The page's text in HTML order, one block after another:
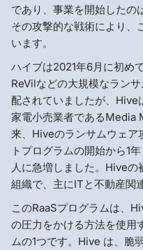
であり、事業を開始したの
その攻撃的な戦術により、
います。
ハイブは2021年6月に初め
ReVilなどの大規模なラン
配されていましたが、Hive
家電小売業者であるMedia
来、Hiveのランサムウェア
トプログラムの開始から1
人に急増しました。Hive
組織で、主にITと不動産関
このRaaSプログラムは、
の圧力をかける方法を使用
ムの1つです。Hive は、脆